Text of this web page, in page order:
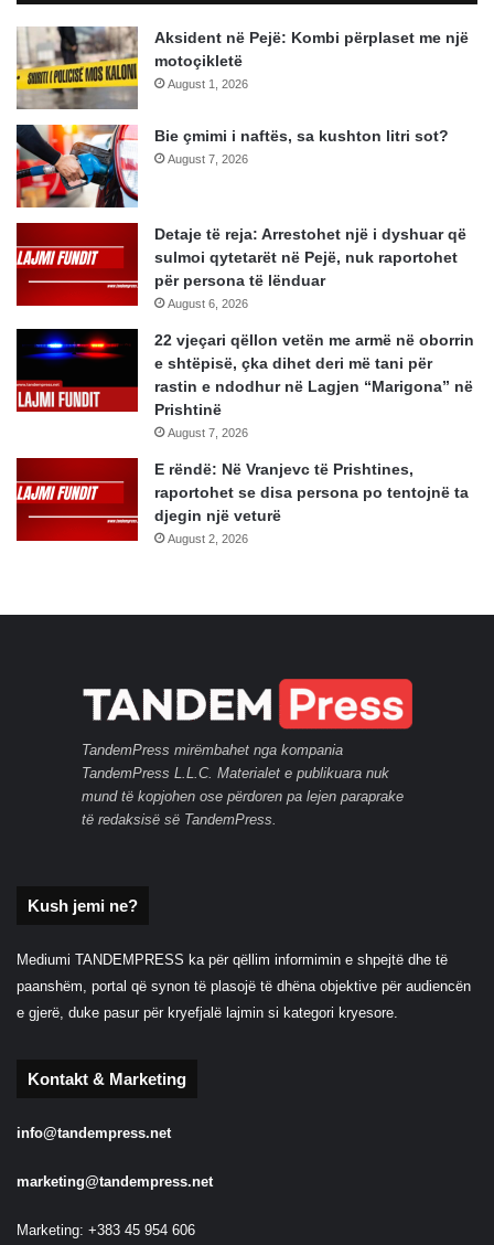
Aksident në Pejë: Kombi përplaset me një
motoçikletë
August 1, 2026
Bie çmimi i naftës, sa kushton litri sot?
August 7, 2026
Detaje të reja: Arrestohet një i dyshuar që
sulmoi qytetarët në Pejë, nuk raportohet
për persona të lënduar
August 6, 2026
22 vjeçari qëllon vetën me armë në oborrin
e shtëpisë, çka dihet deri më tani për
rastin e ndodhur në Lagjen “Marigona” në
Prishtinë
August 7, 2026
E rëndë: Në Vranjevc të Prishtines,
raportohet se disa persona po tentojnë ta
djegin një veturë
August 2, 2026
TandemPress mirëmbahet nga kompania
TandemPress L.L.C. Materialet e publikuara nuk
mund të kopjohen ose përdoren pa lejen paraprake
të redaksisë së TandemPress.
Kush jemi ne?
Mediumi TANDEMPRESS ka për qëllim informimin e shpejtë dhe të
paanshëm, portal që synon të plasojë të dhëna objektive për audiencën
e gjerë, duke pasur për kryefjalë lajmin si kategori kryesore.
Kontakt & Marketing
info@tandempress.net
marketing@tandempress.net
Marketing: +383 45 954 606